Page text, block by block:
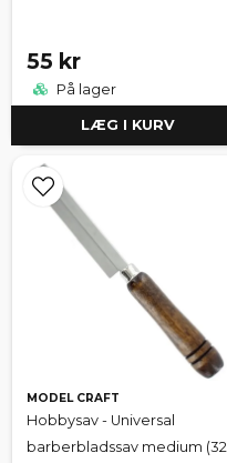
55 kr
På lager
LÆG I KURV
MODEL CRAFT
Hobbysav - Universal
barberbladssav medium (32